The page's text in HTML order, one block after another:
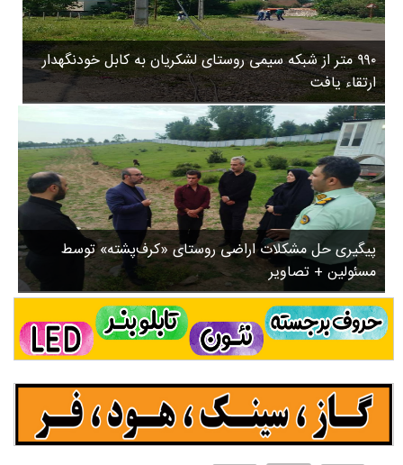
روستاها
ورزشی
سیاسی
چندرسانه ای
مسیر گردشگری دیلمان
درباره ما
۹۹۰ متر از شبکه سیمی روستای لشکریان به کابل خودنگهدار
ارتقاء یافت
پیگیری حل مشکلات اراضی روستای «کرف‌پشته» توسط
مسئولین + تصاویر
۳
۵
۸
ب
ا
ز
ن
ش
س
ت
ش
د
.